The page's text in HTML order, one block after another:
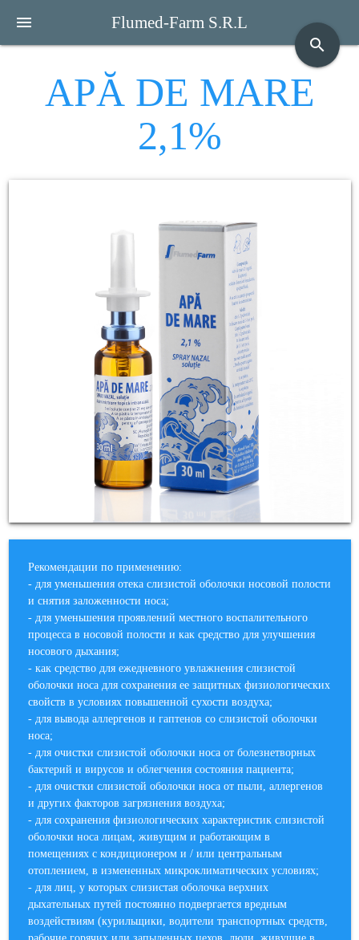
menu
Flumed-Farm S.R.L
search
APĂ DE MARE
2,1%
Рекомендации по применению:
- для уменьшения отека слизистой оболочки носовой полости
и снятия заложенности носа;
- для уменьшения проявлений местного воспалительного
процесса в носовой полости и как средство для улучшения
носового дыхания;
- как средство для ежедневного увлажнения слизистой
оболочки носа для сохранения ее защитных физиологических
свойств в условиях повышенной сухости воздуха;
- для вывода аллергенов и гаптенов со слизистой оболочки
носа;
- для очистки слизистой оболочки носа от болезнетворных
бактерий и вирусов и облегчения состояния пациента;
- для очистки слизистой оболочки носа от пыли, аллергенов
и других факторов загрязнения воздуха;
- для сохранения физиологических характеристик слизистой
оболочки носа лицам, живущим и работающим в
помещениях с кондиционером и / или центральным
отоплением, в измененных микроклиматических условиях;
- для лиц, у которых слизистая оболочка верхних
дыхательных путей постоянно подвергается вредным
воздействиям (курильщики, водители транспортных средств,